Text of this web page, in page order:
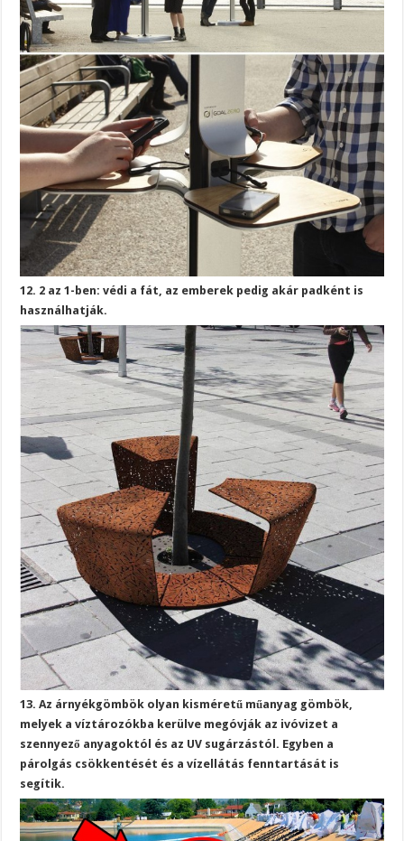
12. 2 az 1-ben: védi a fát, az emberek pedig akár padként is
használhatják.
13. Az árnyékgömbök olyan kisméretű műanyag gömbök,
melyek a víztározókba kerülve megóvják az ivóvizet a
szennyező anyagoktól és az UV sugárzástól. Egyben a
párolgás csökkentését és a vízellátás fenntartását is
segítik.